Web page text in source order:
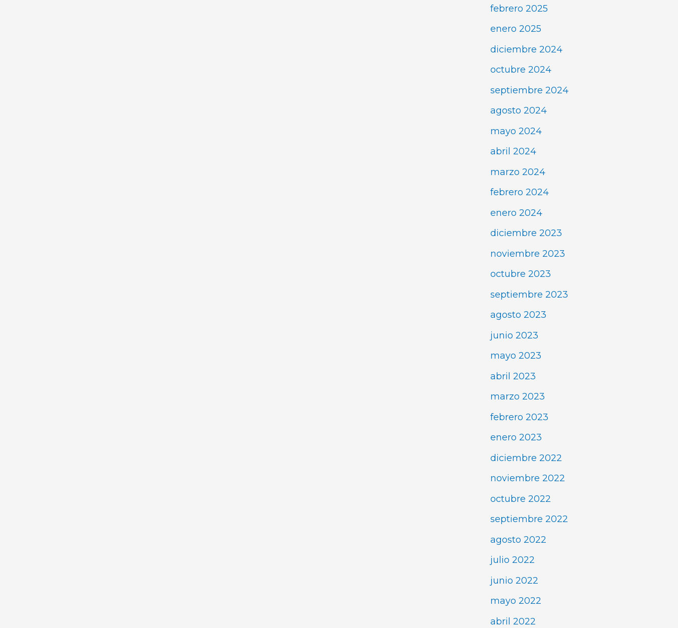
febrero 2025
enero 2025
diciembre 2024
octubre 2024
septiembre 2024
agosto 2024
mayo 2024
abril 2024
marzo 2024
febrero 2024
enero 2024
diciembre 2023
noviembre 2023
octubre 2023
septiembre 2023
agosto 2023
junio 2023
mayo 2023
abril 2023
marzo 2023
febrero 2023
enero 2023
diciembre 2022
noviembre 2022
octubre 2022
septiembre 2022
agosto 2022
julio 2022
junio 2022
mayo 2022
abril 2022